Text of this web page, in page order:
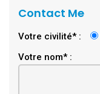
Contact Me
Votre civilité* :
Votre nom* :